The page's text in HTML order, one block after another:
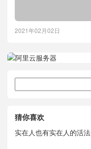
2021年02月02日
猜你喜欢
实在人也有实在人的活法